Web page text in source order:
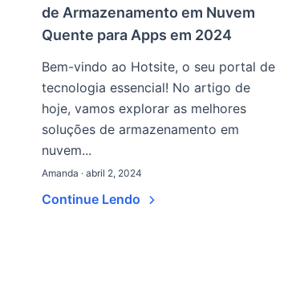
de Armazenamento em Nuvem
Quente para Apps em 2024
Bem-vindo ao Hotsite, o seu portal de
tecnologia essencial! No artigo de
hoje, vamos explorar as melhores
soluções de armazenamento em
nuvem...
Amanda · abril 2, 2024
Continue Lendo